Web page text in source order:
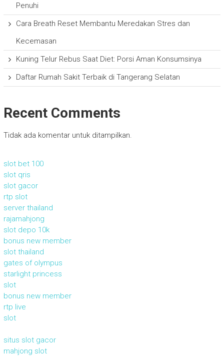
Penuhi
Cara Breath Reset Membantu Meredakan Stres dan
Kecemasan
Kuning Telur Rebus Saat Diet: Porsi Aman Konsumsinya
Daftar Rumah Sakit Terbaik di Tangerang Selatan
Recent Comments
Tidak ada komentar untuk ditampilkan.
slot bet 100
slot qris
slot gacor
rtp slot
server thailand
rajamahjong
slot depo 10k
bonus new member
slot thailand
gates of olympus
starlight princess
slot
bonus new member
rtp live
slot
situs slot gacor
mahjong slot